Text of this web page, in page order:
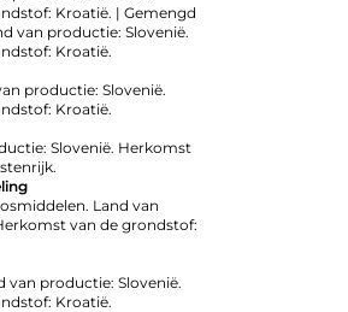
Kroatië. | Gemengd
van productie: Slovenië.
Kroatië.
productie: Slovenië.
Kroatië.
Slovenië. Herkomst
Land van
van de grondstof:
van productie: Slovenië.
Kroatië.